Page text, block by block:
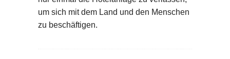
um sich mit dem Land und den Menschen
zu beschäftigen.